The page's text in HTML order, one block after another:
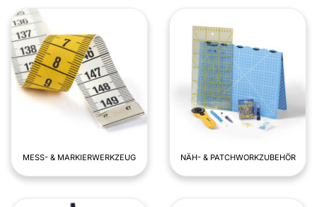
MESS- & MARKIERWERKZEUG NÄH- & PATCHWORKZUBEHÖR